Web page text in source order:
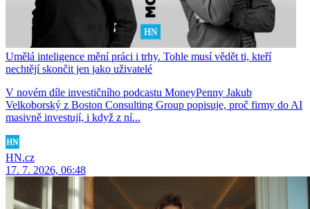
Umělá inteligence mění práci i trhy. Tohle musí vědět ti, kteří
nechtějí skončit jen jako uživatelé
V novém díle investičního podcastu MoneyPenny Jakub
Velkoborský z Boston Consulting Group popisuje, proč firmy do AI
masivně investují, i když z ní...
HN.cz
17. 7. 2026, 06:48